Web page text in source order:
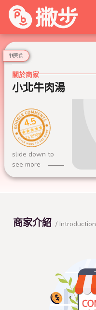
美食
關於商家
小北牛肉湯
4.5
75 則評論
slide down to
see more
商家介紹 / Introduction